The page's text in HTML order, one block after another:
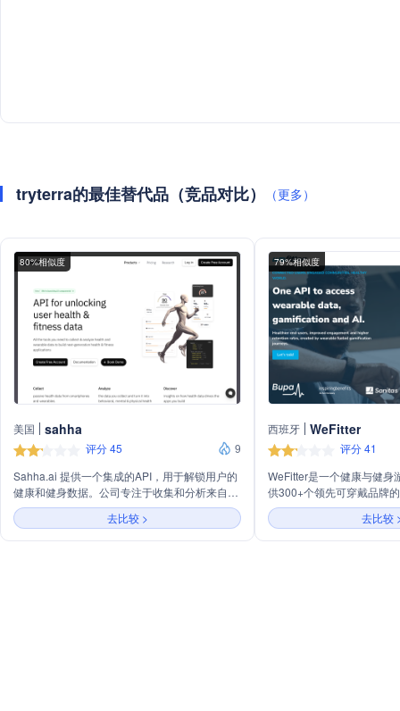
tryterra的最佳替代品（竞品对比） （更多）
80%相似度
美国 sahha
评分 45
9
Sahha.ai 提供一个集成的API，用于解锁用户的
健康和健身数据。公司专注于收集和分析来自智
能手机和可穿戴设备的健康数据，以构建下一代
健康和健身应用。Sahha的技术覆盖所有设备，
通过专有的机器学习模型和生物标志物适应用户
去比较 >
79%相似度
西班牙 WeFitter
评分 41
WeFitter是一个健康与健身
供300+个领先可穿戴品牌
和人工智能技术提升用户
于企业健康、数字健身、
行业解决方案。
去比较